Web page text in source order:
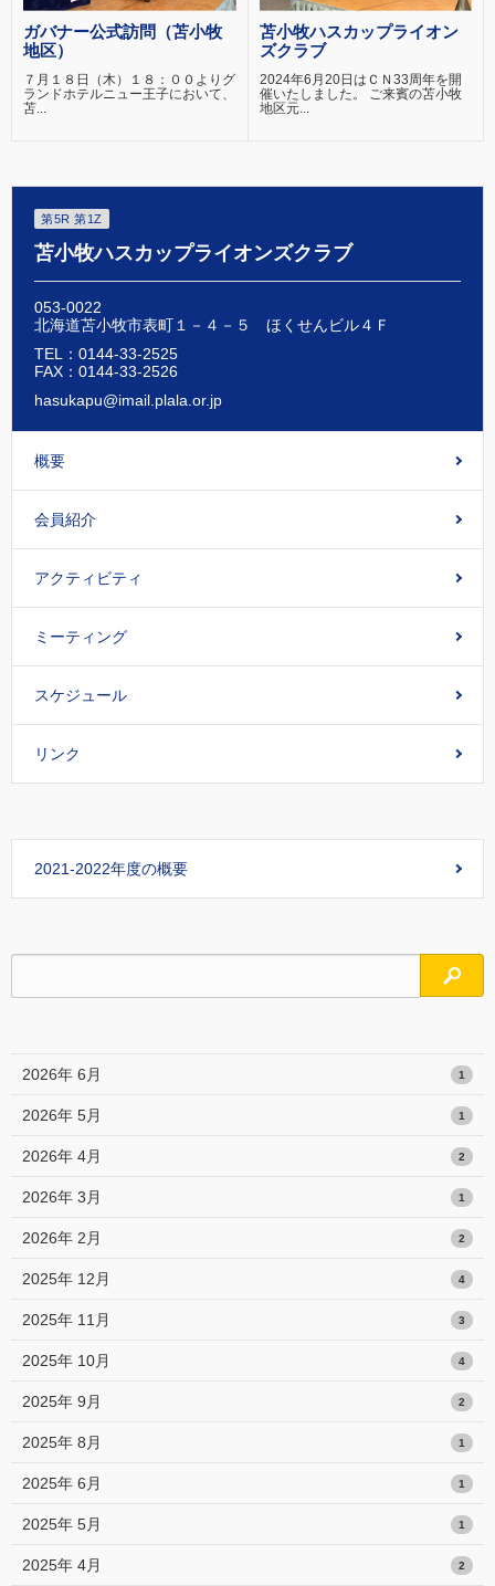
ガバナー公式訪問（苫小牧
地区）
７月１８日（木）１８：００よりグ
ランドホテルニュー王子において、
苫...
苫小牧ハスカップライオン
ズクラブ
2024年6月20日はＣＮ33周年を開
催いたしました。 ご来賓の苫小牧
地区元...
第5R 第1Z
苫小牧ハスカップライオンズクラブ
053-0022
北海道苫小牧市表町１－４－５ ほくせんビル４Ｆ
TEL：0144-33-2525
FAX：0144-33-2526
hasukapu@imail.plala.or.jp
概要
会員紹介
アクティビティ
ミーティング
スケジュール
リンク
2021-2022年度の概要
検索
2026年 6月 1
2026年 5月 1
2026年 4月 2
2026年 3月 1
2026年 2月 2
2025年 12月 4
2025年 11月 3
2025年 10月 4
2025年 9月 2
2025年 8月 1
2025年 6月 1
2025年 5月 1
2025年 4月 2